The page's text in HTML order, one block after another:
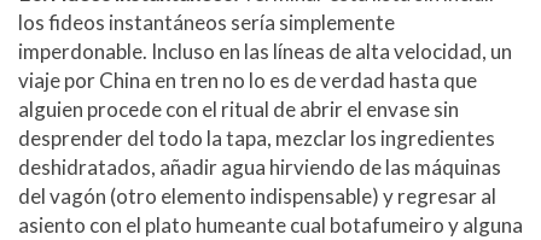
los fideos instantáneos sería simplemente
imperdonable. Incluso en las líneas de alta velocidad, un
viaje por China en tren no lo es de verdad hasta que
alguien procede con el ritual de abrir el envase sin
desprender del todo la tapa, mezclar los ingredientes
deshidratados, añadir agua hirviendo de las máquinas
del vagón (otro elemento indispensable) y regresar al
asiento con el plato humeante cual botafumeiro y alguna